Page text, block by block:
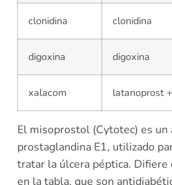
clonidina clonidina
digoxina digoxina
xalacom latanoprost
El misoprostol (Cytotec) es
prostaglandina E1, utilizado
tratar la úlcera péptica.
en la tabla, que son